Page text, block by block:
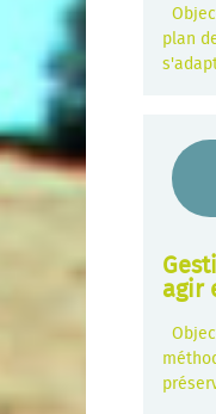
plan
agir